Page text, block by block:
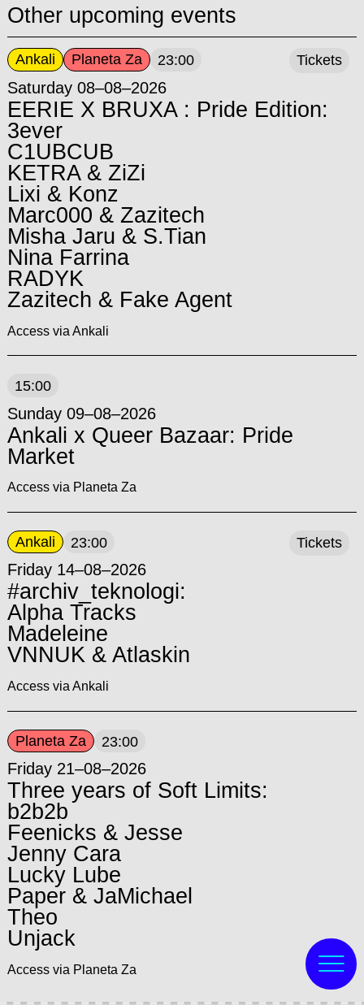
Other upcoming events
Ankali Planeta Za 23:00
Saturday 08–08–2026
EERIE X BRUXA : Pride Edition:
3ever
C1UBCUB
KETRA & ZiZi
Lixi & Konz
Marc000 & Zazitech
Misha Jaru & S.Tian
Nina Farrina
RADYK
Zazitech & Fake Agent
Access via Ankali
Tickets
15:00
Sunday 09–08–2026
Ankali x Queer Bazaar: Pride
Market
Access via Planeta Za
Ankali 23:00
Friday 14–08–2026
#archiv_teknologi:
Alpha Tracks
Madeleine
VNNUK & Atlaskin
Access via Ankali
Tickets
Planeta Za 23:00
Friday 21–08–2026
Three years of Soft Limits:
b2b2b
Feenicks & Jesse
Jenny Cara
Lucky Lube
Paper & JaMichael
Theo
Unjack
Access via Planeta Za